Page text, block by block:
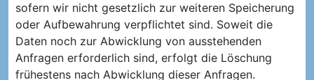
sofern wir nicht gesetzlich zur weiteren Speicherung
oder Aufbewahrung verpflichtet sind. Soweit die
Daten noch zur Abwicklung von ausstehenden
Anfragen erforderlich sind, erfolgt die Löschung
frühestens nach Abwicklung dieser Anfragen.